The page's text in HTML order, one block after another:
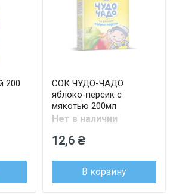
200
СОК ЧУДО-ЧАДО
яблоко-персик с
мякотью 200мл
Нет в наличии
12,6 ₴
В корзину